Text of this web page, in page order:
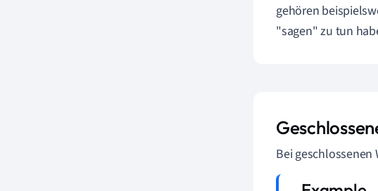
gehören
"sagen" zu tun
Bei